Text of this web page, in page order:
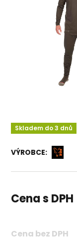
Skladem do 3 dnů
VÝROBCE:
Cena s DPH
Cena bez DPH